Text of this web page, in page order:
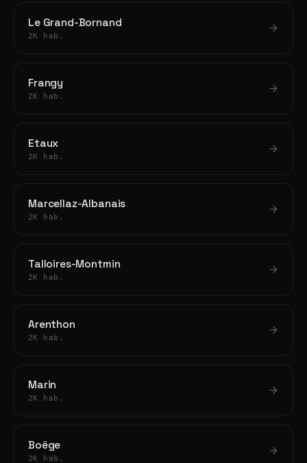
Le Grand-Bornand
2K hab.
Frangy
2K hab.
Etaux
2K hab.
Marcellaz-Albanais
2K hab.
Talloires-Montmin
2K hab.
Arenthon
2K hab.
Marin
2K hab.
Boëge
2K hab.